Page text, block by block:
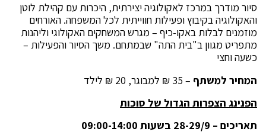
סיור מודרך במרכז לאקולוגיה יצירתית, היכרות עם קהילת לוטן
והאקולוגיה בקיבוץ ופעילות חווייתית לכל המשפחה. האורחים
מוזמנים לבלות באקו-כיף – מגרש המשחקים האקולוגי וליהנות
מתפריט מגוון ב"בית התה" שבמתחם. משך הסיור והפעילות –
כשעה וחצי
המחיר למשתף– 35 ₪ למבוגר, 20 ₪ לילד
הפנינג הצפרות הגדול של סוכות
תאריכים – 28-29/9 בשעות 09:00-14:00